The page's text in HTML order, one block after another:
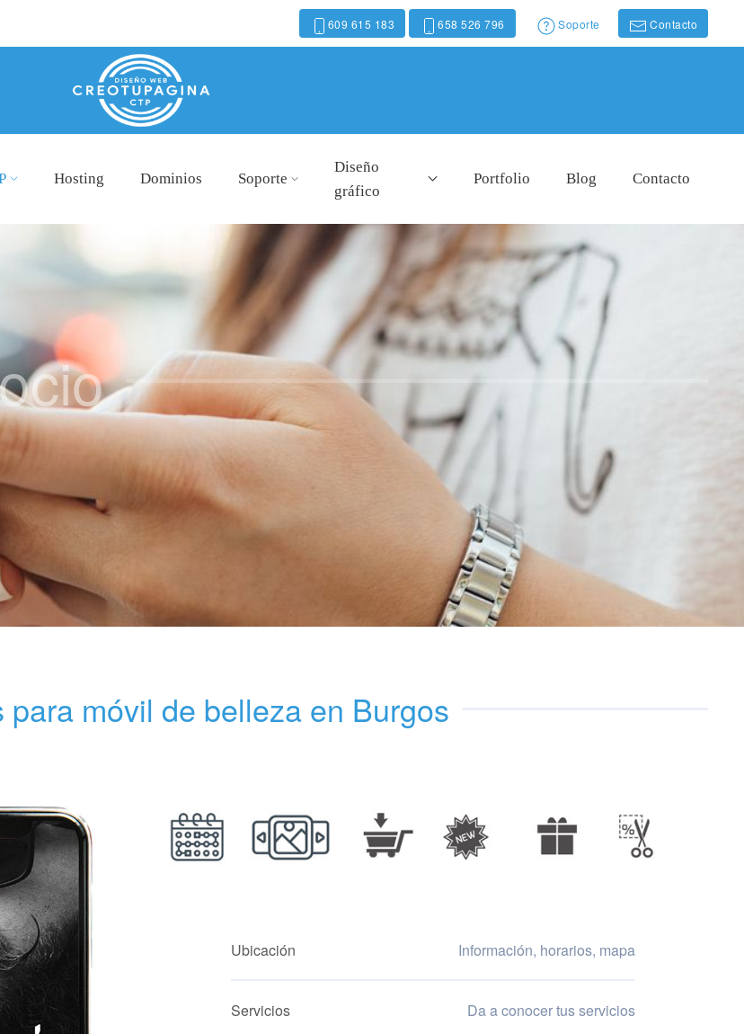
609 615 183 658 526 796 Soporte Contacto
Hosting Dominios Soporte
Diseño
gráfico
Portfolio Blog Contacto
móvil de belleza en Burgos
Ubicación Información, horarios, mapa
Servicios Da a conocer tus servicios